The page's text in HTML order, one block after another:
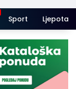
Sport Ljepota i